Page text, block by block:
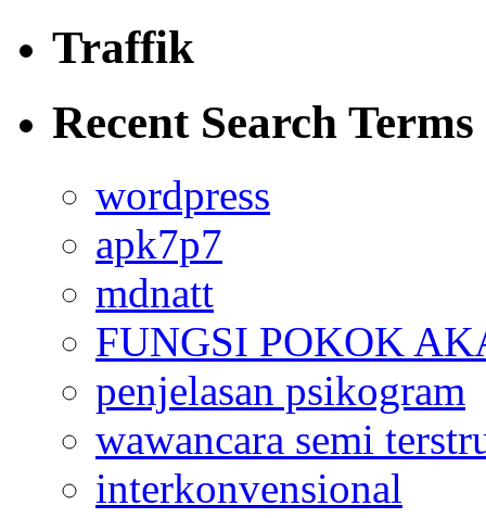
Traffik
Recent Search Terms
wordpress
apk7p7
mdnatt
FUNGSI POKOK
penjelasan psikogram
wawancara semi
interkonvensional